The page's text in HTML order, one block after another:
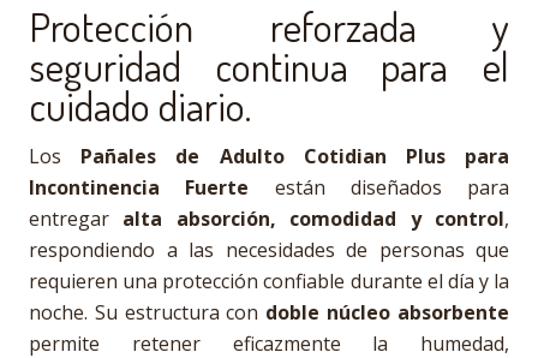
Protección reforzada y
seguridad continua para el
cuidado diario.
Los Pañales de Adulto Cotidian Plus para
Incontinencia Fuerte están diseñados para
entregar alta absorción, comodidad y control,
respondiendo a las necesidades de personas que
requieren una protección confiable durante el día y la
noche. Su estructura con doble núcleo absorbente
permite retener eficazmente la humedad,